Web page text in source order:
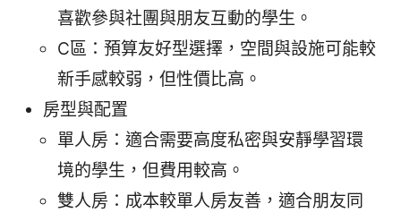
喜歡參與社團與朋友互動的學生。
C區：預算友好型選擇，空間與設施可能較
新手感較弱，但性價比高。
房型與配置
單人房：適合需要高度私密與安靜學習環
境的學生，但費用較高。
雙人房：成本較單人房友善，適合朋友同